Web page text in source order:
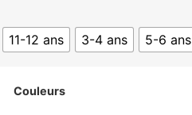
11-12 ans 3-4 ans 5-6 ans
Couleurs